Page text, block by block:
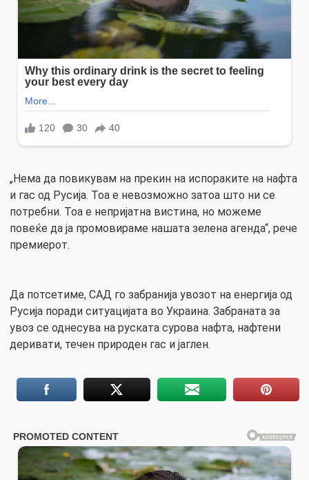
„Нема да повикувам на прекин на испораките на нафта
и гас од Русија. Тоа е невозможно затоа што ни се
потребни. Тоа е непријатна вистина, но можеме
повеќе да ја промовираме нашата зелена агенда“, рече
премиерот.
Да потсетиме, САД го забранија увозот на енергија од
Русија поради ситуацијата во Украина. Забраната за
увоз се однесува на руската сурова нафта, нафтени
деривати, течен природен гас и јаглен.